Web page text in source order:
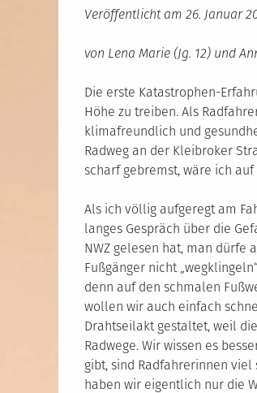
Veröffentlicht am 26. Januar
von Lena Marie (Jg. 12) und
Die erste Katastrophen-
Höhe zu treiben. Als
klimafreundlich und
Radweg an der Kleibroker
scharf gebremst, wäre ich
Als ich völlig aufgeregt am
langes Gespräch über die
NWZ gelesen hat, man dürfe
Fußgänger nicht
denn auf den schmalen
wollen wir auch einfach
Drahtseilakt gestaltet, weil
Radwege. Wir wissen es
gibt, sind Radfahrerinnen
haben wir eigentlich nur die